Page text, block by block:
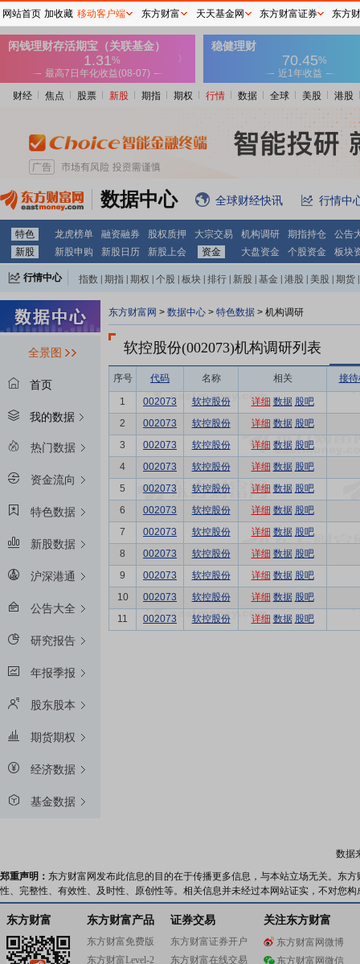
财经 焦点 股票 新股 期指 期权 行情 数据 全球 美股 港股
数据中心 全球财经快讯 行情中
特色 龙虎榜单 融资融券 股权质押 大宗交易 机构调研 期指持仓
公告
新股
新股申购 新股日历 新股上会 资金 大盘资金 个股资金 板块
行情中心 指数 期指 期权 个股 板块 排行 新股 基金 港股 美股 期货
全景图
首页
我的数据
热门数据
资金流向
特色数据
新股数据
沪深港通
公告大全
研究报告
年报季报
股东股本
期货期权
经济数据
基金数据
东方财富网 > 数据中心 > 特色数据 > 机构调研
软控股份(002073)机构调研列表
序号 代码 名称 相关 接
1 002073 软控股份 详细 数据 股吧
2
002073 软控股份 详细 数据 股吧
3
002073 软控股份 详细 数据 股吧
4
002073 软控股份 详细 数据 股吧
5
002073 软控股份 详细 数据 股吧
6
002073 软控股份 详细 数据 股吧
7
002073 软控股份 详细 数据 股吧
8
002073 软控股份 详细 数据 股吧
9
002073 软控股份 详细 数据 股吧
10
002073 软控股份 详细 数据 股吧
11
002073 软控股份 详细 数据 股吧
数据
郑重声明： 东方财富网发布此信息的目的在于传播更多信息，与本站立场无关。东
性、完整性、有效性、及时性、原创性等。相关信息并未经过本网站证实，不对您
东方财富 东方财富产品
东方财富免费版
东方财富Level-2
证券交易
东方财富证券开户
东方财富在线交易
关注东方财富
东方财富网微博
东方财富网微信
网站首页 加收藏 移动客户端 东方财富 天天基金网 东方财富证券 东方